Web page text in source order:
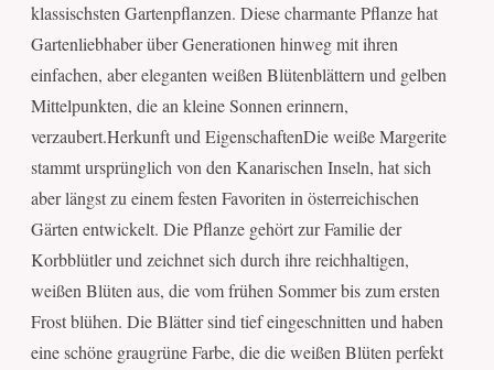
klassischsten Gartenpflanzen. Diese charmante Pflanze hat
Gartenliebhaber über Generationen hinweg mit ihren
einfachen, aber eleganten weißen Blütenblättern und gelben
Mittelpunkten, die an kleine Sonnen erinnern,
verzaubert.Herkunft und EigenschaftenDie weiße Margerite
stammt ursprünglich von den Kanarischen Inseln, hat sich
aber längst zu einem festen Favoriten in österreichischen
Gärten entwickelt. Die Pflanze gehört zur Familie der
Korbblütler und zeichnet sich durch ihre reichhaltigen,
weißen Blüten aus, die vom frühen Sommer bis zum ersten
Frost blühen. Die Blätter sind tief eingeschnitten und haben
eine schöne graugrüne Farbe, die die weißen Blüten perfekt